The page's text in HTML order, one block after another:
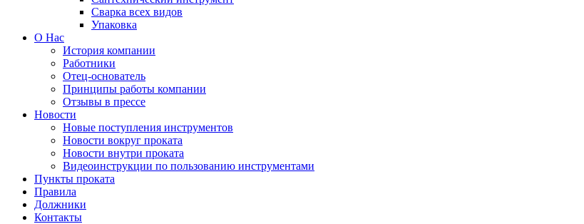
Сварка всех видов
Упаковка
О Нас
История компании
Работники
Отец-основатель
Принципы работы компании
Отзывы в прессе
Новости
Новые поступления инструментов
Новости вокруг проката
Новости внутри проката
Видеоинструкции по пользованию инструментами
Пункты проката
Правила
Должники
Контакты